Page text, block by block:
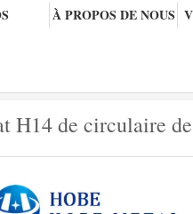
À PROPOS DE NOUS
H14 de circulaire